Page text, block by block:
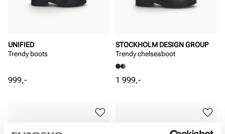
UNIFIED
Trendy boots
Pris
999,-
STOCKHOLM DESIGN GROUP
Trendy chelseaboot
Pris
1 999,-